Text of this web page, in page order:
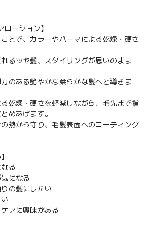
ローション】
とで、カラーやパーマによる乾燥・硬さ
るツヤ髪、スタイリングが思いのまま
のある艶やかな柔らかな髪へと導きま
乾燥・硬さを軽減しながら、毛先まで指
めあげます。
熱から守り、毛髪表面へのコーティング
る
になる
の髪にしたい
アに興味がある